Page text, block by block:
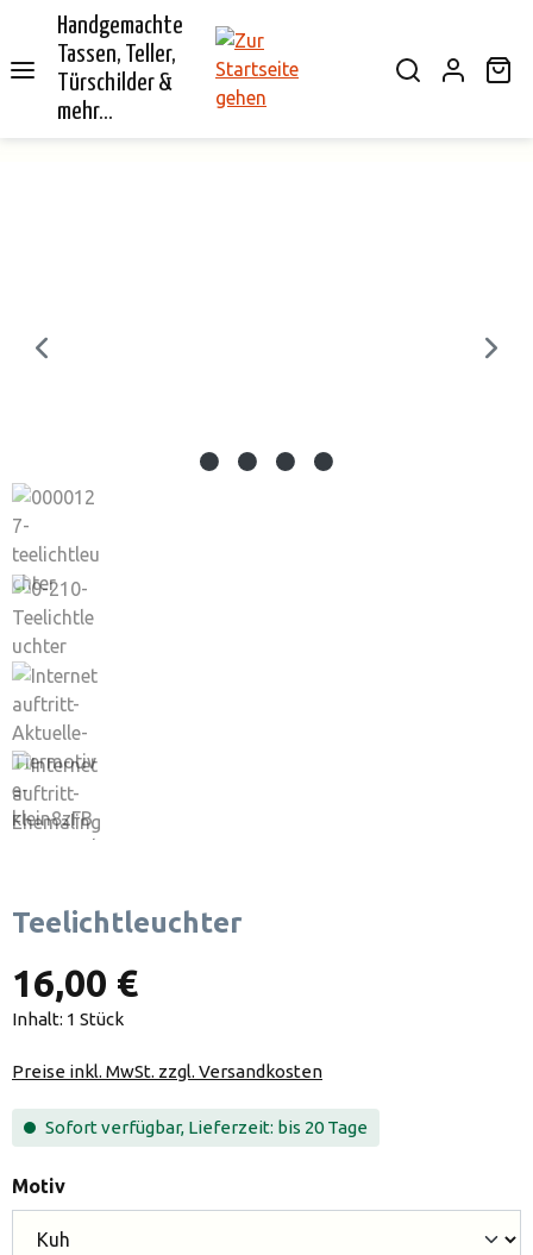
springen
Handgemachte
Tassen, Teller,
Türschilder &
mehr...
Teelichtleuchter
16,00 €
Inhalt: 1 Stück
Preise inkl. MwSt. zzgl. Versandkosten
Sofort verfügbar, Lieferzeit: bis 20 Tage
Motivauswählen